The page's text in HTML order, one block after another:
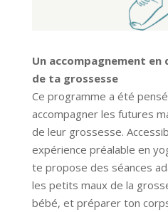
Un accompagnement
de ta grossesse
Ce programme a été
accompagner les futures
de leur grossesse.
expérience préalable en
te propose des séances
les petits maux de la
bébé, et préparer ton